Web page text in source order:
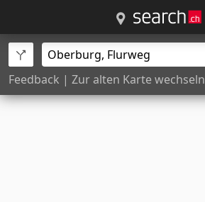
Feedback | Zur alten Karte wechseln